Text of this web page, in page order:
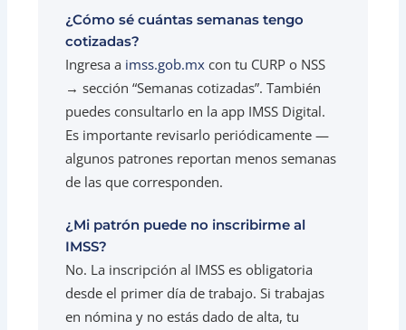
¿Cómo sé cuántas semanas tengo
cotizadas?
Ingresa a imss.gob.mx con tu CURP o NSS
→ sección “Semanas cotizadas”. También
puedes consultarlo en la app IMSS Digital.
Es importante revisarlo periódicamente —
algunos patrones reportan menos semanas
de las que corresponden.
¿Mi patrón puede no inscribirme al
IMSS?
No. La inscripción al IMSS es obligatoria
desde el primer día de trabajo. Si trabajas
en nómina y no estás dado de alta, tu